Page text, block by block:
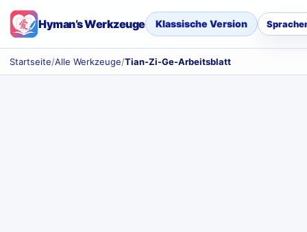
Hyman’s Werkzeuge Klassische Version
Startseite/Alle Werkzeuge/Tian-Zi-Ge-Arbeitsblatt